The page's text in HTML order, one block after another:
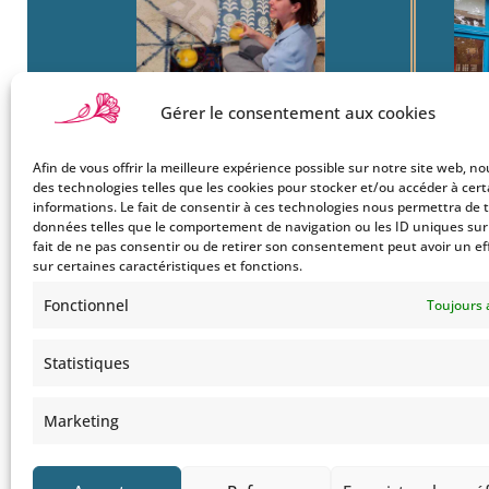
Gérer le consentement aux cookies
Afin de vous offrir la meilleure expérience possible sur notre site web,
des technologies telles que les cookies pour stocker et/ou accéder à
informations. Le fait de consentir à ces technologies nous permettra de
données telles que le comportement de navigation ou les ID uniques sur
fait de ne pas consentir ou de retirer son consentement peut avoir un
sur certaines caractéristiques et fonctions.
Fonctionnel Toujours
Statistiques
Marketing
Boutique
Mon Compte
Le Style Bohemians
22